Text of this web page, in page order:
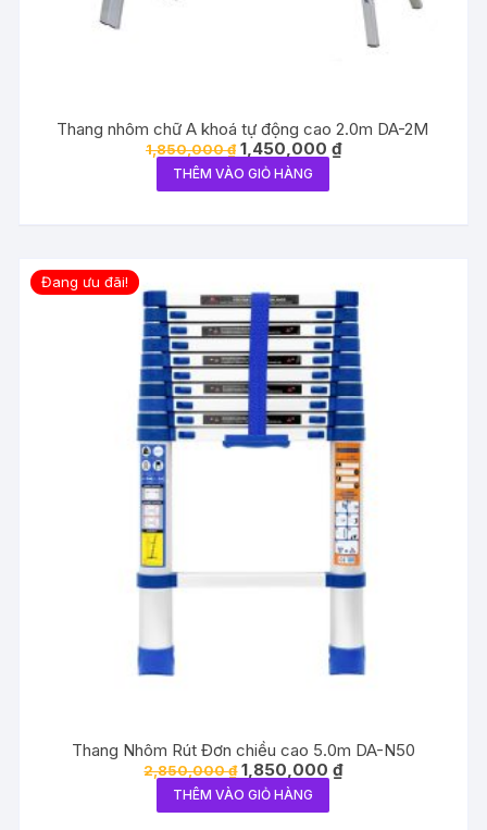
Thang nhôm chữ A khoá tự động cao 2.0m DA-2M
1,850,000₫ Giá
gốc
là:
1,850,000 ₫.
1,450,000 ₫Giá
hiện
THÊM VÀO GIỎ HÀNG
Đang ưu đãi!
Thang Nhôm Rút Đơn chiều cao 5.0m DA-N50
2,850,000₫ Giá
gốc
là:
2,850,000 ₫.
1,850,000₫Giá
hiện
THÊM VÀO GIỎ HÀNG